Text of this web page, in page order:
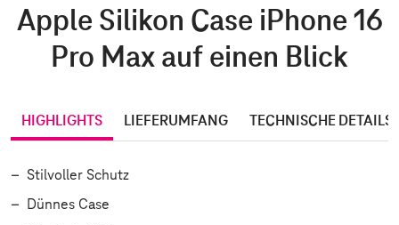
Apple Silikon Case iPhone 16
Pro Max auf einen Blick
HIGHLIGHTS LIEFERUMFANG TECHNISCHE DETAILS
Stilvoller Schutz
Dünnes Case